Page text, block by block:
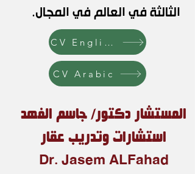
الثالثة في العالم في المجال.
CV English
CV Arabic
المستشار دكتور/ جاسم الفهد
استشارات وتدريب عقار
Dr. Jasem ALFahad